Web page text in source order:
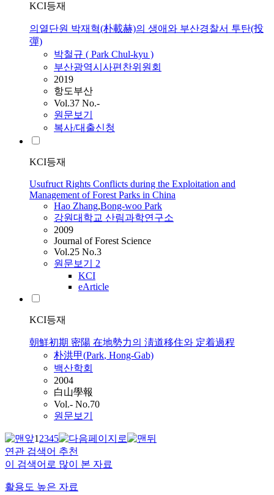
KCI등재
의열단원 박재혁(朴載赫)의 생애와 부산경찰서 투탄(投
彈)
박철규 ( Park Chul-kyu )
부산광역시사편찬위원회
2019
항도부산
Vol.37 No.-
원문보기
복사/대출신청
KCI등재
Usufruct Rights Conflicts during the Exploitation and
Management of Forest Parks in China
Hao Zhang,Bong-woo Park
강원대학교 산림과학연구소
2009
Journal of Forest Science
Vol.25 No.3
원문보기 2
KCI
eArticle
KCI등재
朝鮮初期 密陽 在地勢力의 淸道移住와 定着過程
朴洪甲(Park, Hong-Gab)
백산학회
2004
白山學報
Vol.- No.70
원문보기
12345
연관 검색어 추천
이 검색어로 많이 본 자료
활용도 높은 자료